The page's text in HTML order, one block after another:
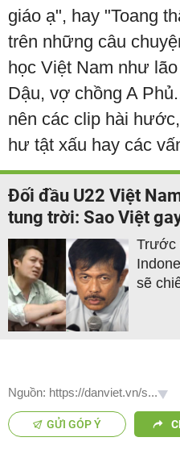
giáo ạ", hay "Toang
trên những câu
học Việt Nam như
Dậu, vợ chồng A
nên các clip hài
hư tật xấu hay các
Đối đầu U22 Việt
tung trời: Sao Việt
Trước
sẽ
Nguồn: https://danviet.vn/s...
GỬI GÓP Ý